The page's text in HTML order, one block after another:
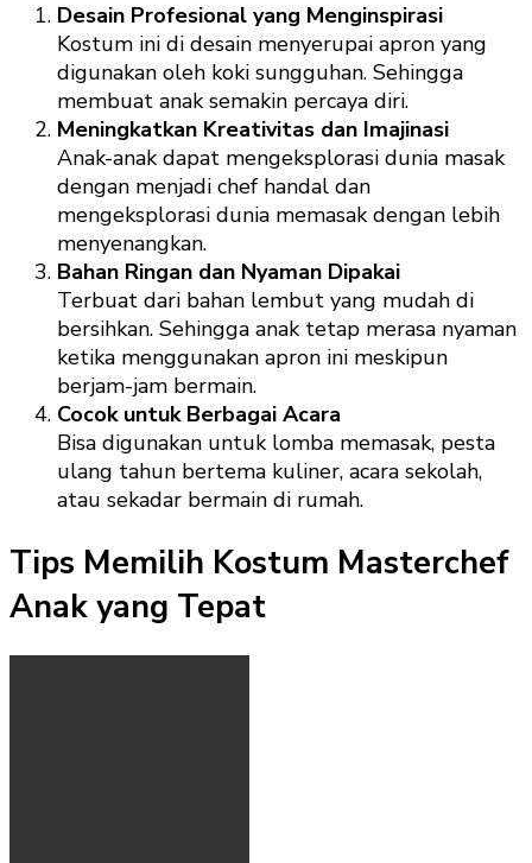
Desain Profesional yang Menginspirasi
Kostum ini di desain menyerupai apron yang
digunakan oleh koki sungguhan. Sehingga
membuat anak semakin percaya diri.
Meningkatkan Kreativitas dan Imajinasi
Anak-anak dapat mengeksplorasi dunia masak
dengan menjadi chef handal dan
mengeksplorasi dunia memasak dengan lebih
menyenangkan.
Bahan Ringan dan Nyaman Dipakai
Terbuat dari bahan lembut yang mudah di
bersihkan. Sehingga anak tetap merasa nyaman
ketika menggunakan apron ini meskipun
berjam-jam bermain.
Cocok untuk Berbagai Acara
Bisa digunakan untuk lomba memasak, pesta
ulang tahun bertema kuliner, acara sekolah,
atau sekadar bermain di rumah.
Tips Memilih Kostum Masterchef
Anak yang Tepat